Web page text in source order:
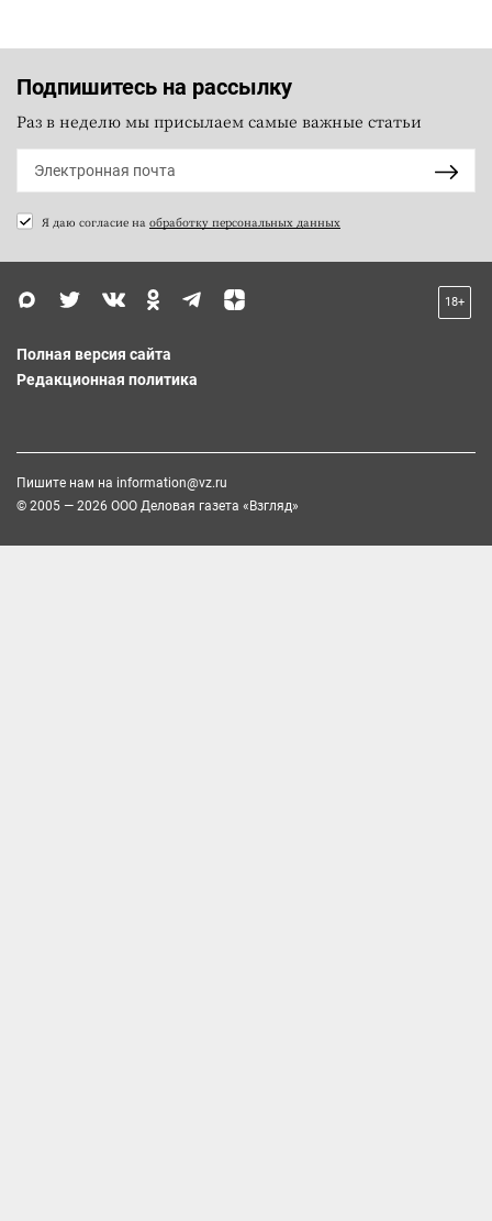
Подпишитесь на рассылку
Раз в неделю мы присылаем самые важные статьи
Я даю согласие на обработку персональных данных
18+
Полная версия сайта
Редакционная политика
Пишите нам на information@vz.ru
© 2005 — 2026 ООО Деловая газета «Взгляд»